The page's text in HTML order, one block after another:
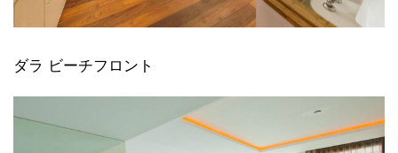
ダラ ビーチフロント